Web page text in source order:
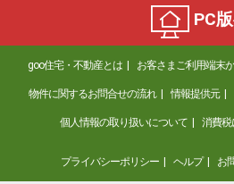
PC
goo住宅・不動産とは お客さまご利用端末
物件に関するお問合せの流れ 情報提供元
個人情報の取り扱いについて 消費税
プライバシーポリシー ヘルプ お